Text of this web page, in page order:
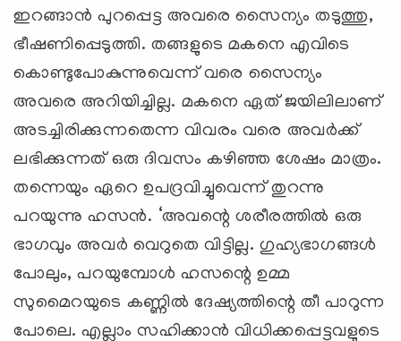
ഇറങ്ങാന്‍ പുറപ്പെട്ട അവരെ സൈന്യം തടുത്തു,
ഭീഷണിപ്പെടുത്തി. തങ്ങളുടെ മകനെ എവിടെ
കൊണ്ടുപോകുന്നുവെന്ന് വരെ സൈന്യം
അവരെ അറിയിച്ചില്ല. മകനെ ഏത് ജയിലിലാണ്
അടച്ചിരിക്കുന്നതെന്ന വിവരം വരെ അവര്‍ക്ക്
ലഭിക്കുന്നത് ഒരു ദിവസം കഴിഞ്ഞ ശേഷം മാത്രം.
തന്നെയും ഏറെ ഉപദ്രവിച്ചുവെന്ന് തുറന്നു
പറയുന്നു ഹസന്‍. ‘അവന്റെ ശരീരത്തില്‍ ഒരു
ഭാഗവും അവര്‍ വെറുതെ വിട്ടില്ല. ഗുഹ്യഭാഗങ്ങള്‍
പോലും, പറയുമ്പോള്‍ ഹസന്റെ ഉമ്മ
സുമൈറയുടെ കണ്ണില്‍ ദേഷ്യത്തിന്റെ തീ പാറുന്ന
പോലെ. എല്ലാം സഹിക്കാന്‍ വിധിക്കപ്പെട്ടവളുടെ